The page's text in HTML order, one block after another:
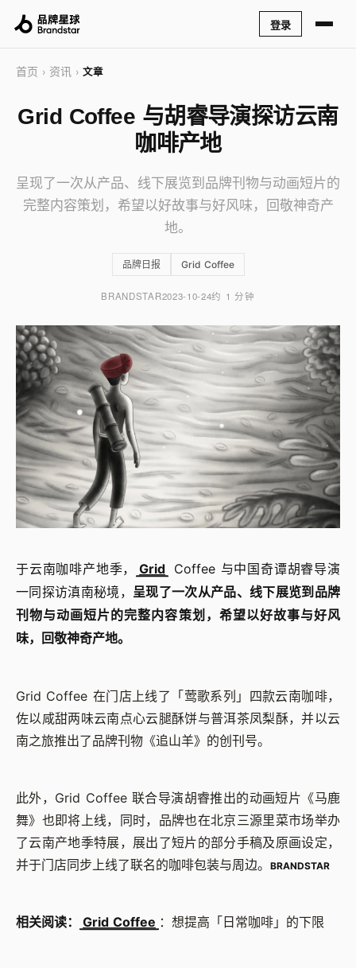
登录
首页 › 资讯 › 文章
Grid Coffee 与胡睿导演探访云南
咖啡产地
呈现了一次从产品、线下展览到品牌刊物与动画短片的
完整内容策划，希望以好故事与好风味，回敬神奇产
地。
品牌日报 Grid Coffee
BRANDSTAR2023-10-24约 1 分钟
于云南咖啡产地季， Grid Coffee 与中国奇谭胡睿导演
一同探访滇南秘境， 呈现了一次从产品、线下展览到品牌
刊物与动画短片的完整内容策划，希望以好故事与好风
味，回敬神奇产地。
Grid Coffee 在门店上线了「莺歌系列」四款云南咖啡，
佐以咸甜两味云南点心云腿酥饼与普洱茶凤梨酥，并以云
南之旅推出了品牌刊物《追山羊》的创刊号。
此外，Grid Coffee 联合导演胡睿推出的动画短片《马鹿
舞》也即将上线，同时，品牌也在北京三源里菜市场举办
了云南产地季特展，展出了短片的部分手稿及原画设定，
并于门店同步上线了联名的咖啡包装与周边。
BRANDSTAR
相关阅读： Grid Coffee ：想提高「日常咖啡」的下限